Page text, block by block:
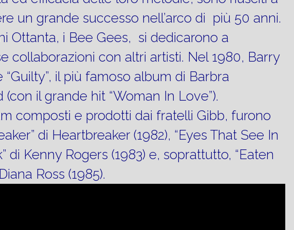
un grande successo nell’arco di più 50 anni.
Ottanta, i Bee Gees, si dedicarono a
collaborazioni con altri artisti. Nel 1980, Barry
“Guilty”, il più famoso album di Barbra
(con il grande hit “Woman In Love”).
composti e prodotti dai fratelli Gibb, furono
di Heartbreaker (1982), “Eyes That See In
di Kenny Rogers (1983) e, soprattutto, “Eaten
Ross (1985).
appassionati
barche
ad alte
prestazioni,
che...
only if
certain
conditions
occur.
The
correct
is
of all
the
group.
The
songs
opinion
International
The
company
Palm
Beach
Boat
Show,
which